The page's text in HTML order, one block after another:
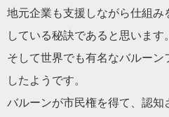
地元企業も支援しながら仕組み
している秘訣であると思います。
そして世界でも有名なバルーン
したようです。
バルーンが市民権を得て、認知